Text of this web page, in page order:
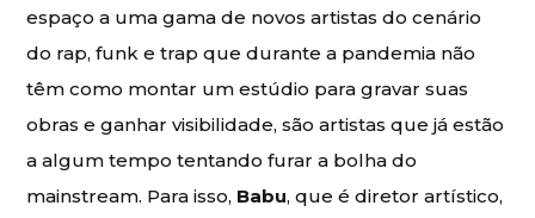
espaço a uma gama de novos artistas do cenário
do rap, funk e trap que durante a pandemia não
têm como montar um estúdio para gravar suas
obras e ganhar visibilidade, são artistas que já estão
a algum tempo tentando furar a bolha do
mainstream. Para isso, Babu, que é diretor artístico,